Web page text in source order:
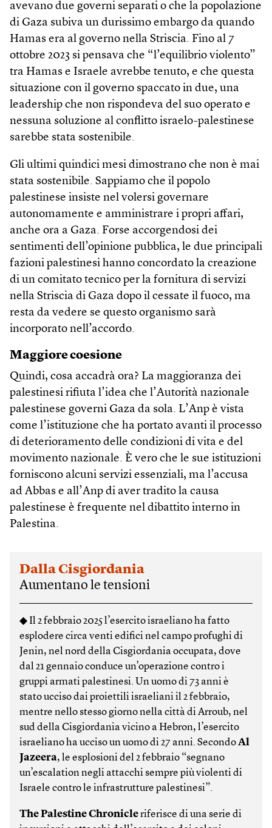
avevano due governi separati o che la popolazione
di Gaza subiva un durissimo embargo da quando
Hamas era al governo nella Striscia. Fino al 7
ottobre 2023 si pensava che “l’equilibrio violento”
tra Hamas e Israele avrebbe tenuto, e che questa
situazione con il governo spaccato in due, una
leadership che non rispondeva del suo operato e
nessuna soluzione al conflitto israelo-palestinese
sarebbe stata sostenibile.
Gli ultimi quindici mesi dimostrano che non è mai
stata sostenibile. Sappiamo che il popolo
palestinese insiste nel volersi governare
autonomamente e amministrare i propri affari,
anche ora a Gaza. Forse accorgendosi dei
sentimenti dell’opinione pubblica, le due principali
fazioni palestinesi hanno concordato la creazione
di un comitato tecnico per la fornitura di servizi
nella Striscia di Gaza dopo il cessate il fuoco, ma
resta da vedere se questo organismo sarà
incorporato nell’accordo.
Maggiore coesione
Quindi, cosa accadrà ora? La maggioranza dei
palestinesi rifiuta l’idea che l’Autorità nazionale
palestinese governi Gaza da sola. L’Anp è vista
come l’istituzione che ha portato avanti il processo
di deterioramento delle condizioni di vita e del
movimento nazionale. È vero che le sue istituzioni
forniscono alcuni servizi essenziali, ma l’accusa
ad Abbas e all’Anp di aver tradito la causa
palestinese è frequente nel dibattito interno in
Palestina.
Dalla Cisgiordania
Aumentano le tensioni
◆ Il 2 febbraio 2025 l’esercito israeliano ha fatto
esplodere circa venti edifici nel campo profughi di
Jenin, nel nord della Cisgiordania occupata, dove
dal 21 gennaio conduce un’operazione contro i
gruppi armati palestinesi. Un uomo di 73 anni è
stato ucciso dai proiettili israeliani il 2 febbraio,
mentre nello stesso giorno nella città di Arroub, nel
sud della Cisgiordania vicino a Hebron, l’esercito
israeliano ha ucciso un uomo di 27 anni. SecondoAl
Jazeera, le esplosioni del 2 febbraio “segnano
un’escalation negli attacchi sempre più violenti di
Israele contro le infrastrutture palestinesi”.
The Palestine Chronicleriferisce di una serie di